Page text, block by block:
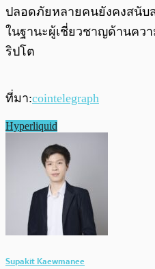
ปลอดภัยหลายคนยังคงสนับ
ในฐานะผู้เชี่ยวชาญด้านคว
ริปโต
ที่มา:cointelegraph
Hyperliquid
Supakit Kaewmanee